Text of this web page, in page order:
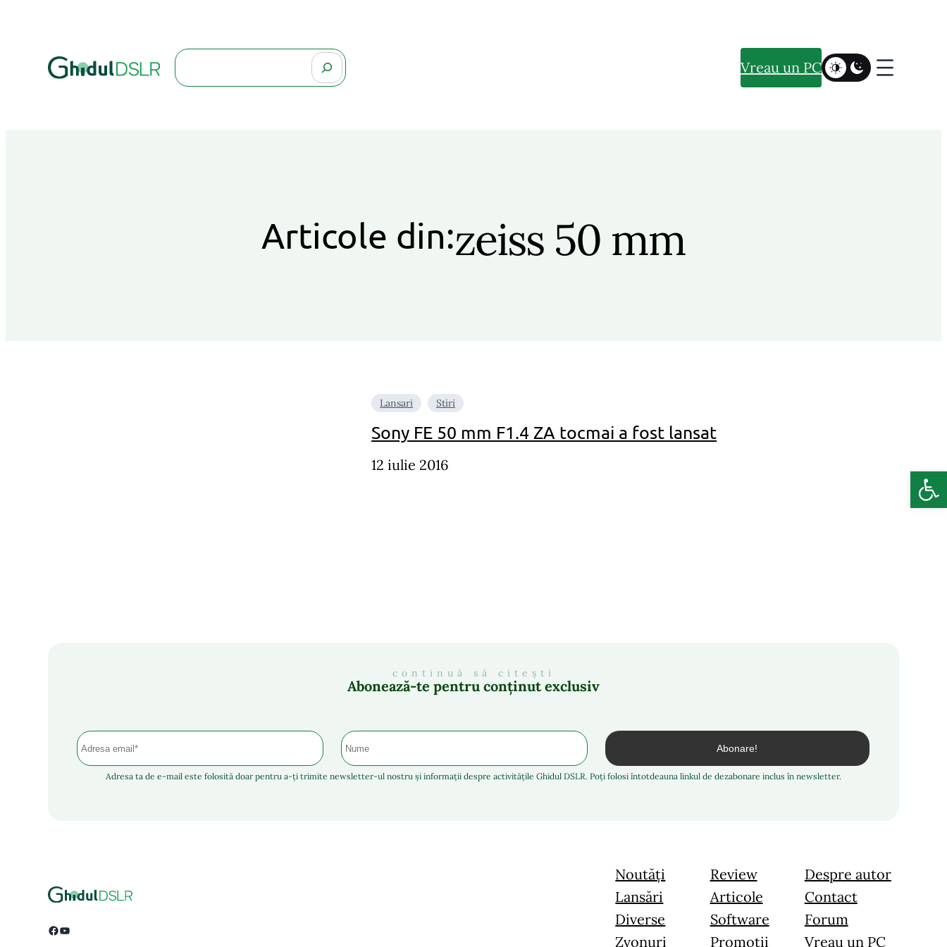
Search Vreau un PC
Articole din:zeiss 50 mm
Lansari Stiri
Sony FE 50 mm F1.4 ZA tocmai a fost lansat
12 iulie 2016
continuă să citești
Abonează-te pentru conținut exclusiv
Adresa ta de e-mail este folosită doar pentru a-ți trimite newsletter-ul nostru și informații despre activitățile Ghidul DSLR. Poți folosi întotdeauna linkul de dezabonare inclus în newsletter.
Facebook YouTube
Noutăți
Lansări
Diverse
Zvonuri
Review
Articole
Software
Promoții
Despre autor
Contact
Forum
Vreau un PC